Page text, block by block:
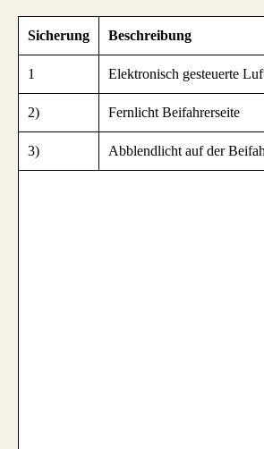
Sicherung Beschreibung
1 Elektronisch gesteuerte
2) Fernlicht Beifahrerseite
3) Abblendlicht auf der